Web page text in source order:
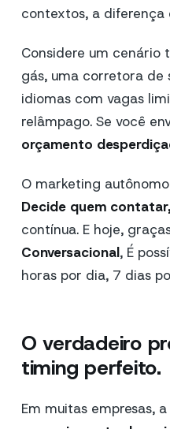
contextos, a diferença
Considere um cenário
gás, uma corretora de
idiomas com vagas
relâmpago. Se você
orçamento
O marketing
Decide quem
contínua. E hoje,
Conversacional, É
horas por dia, 7 dias
O verdadeiro
timing perfeito.
Em muitas empresas,